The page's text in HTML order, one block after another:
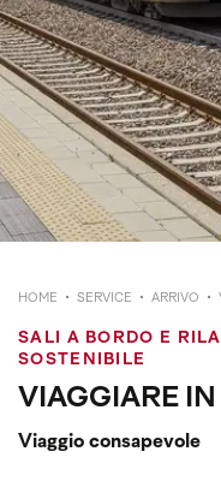
HOME SERVICE ARRIVO
SALI A BORDO E
SOSTENIBILE
VIAGGIARE
Viaggio consapevole